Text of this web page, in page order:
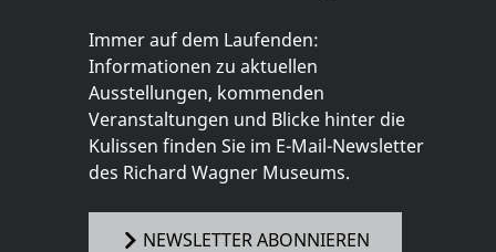
Immer auf dem Laufenden:
Informationen zu aktuellen
Ausstellungen, kommenden
Veranstaltungen und Blicke hinter die
Kulissen finden Sie im E-Mail-Newsletter
des Richard Wagner Museums.
NEWSLETTER ABONNIEREN